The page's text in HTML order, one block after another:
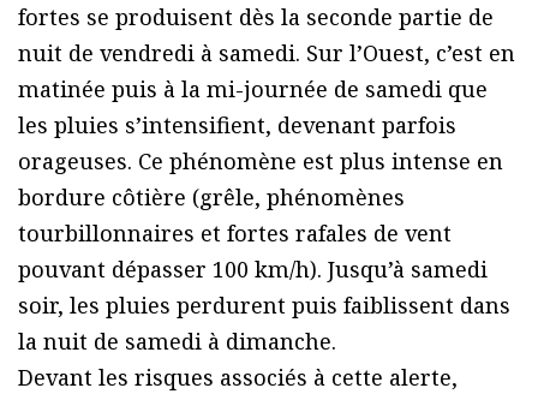
fortes se produisent dès la seconde partie de
nuit de vendredi à samedi. Sur l’Ouest, c’est en
matinée puis à la mi-journée de samedi que
les pluies s’intensifient, devenant parfois
orageuses. Ce phénomène est plus intense en
bordure côtière (grêle, phénomènes
tourbillonnaires et fortes rafales de vent
pouvant dépasser 100 km/h). Jusqu’à samedi
soir, les pluies perdurent puis faiblissent dans
la nuit de samedi à dimanche.
Devant les risques associés à cette alerte,